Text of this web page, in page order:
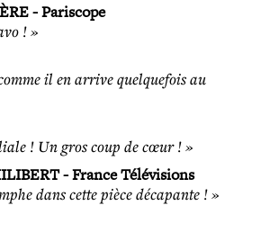
- Pariscope
! »
il en arrive quelquefois au
! Un gros coup de cœur ! »
- France Télévisions
dans cette pièce décapante ! »